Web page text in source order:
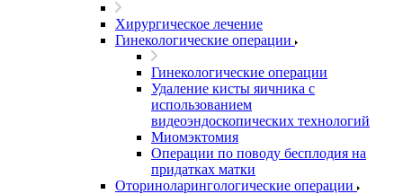
Хирургическое лечение
Гинекологические операции
Гинекологические операции
Удаление кисты яичника с
использованием
видеоэндоскопических технологий
Миомэктомия
Операции по поводу бесплодия на
придатках матки
Оториноларингологические операции